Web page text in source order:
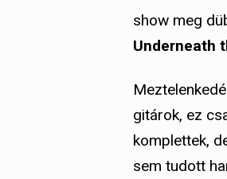
show meg
Underneath
gitárok, ez
komplettek,
sem tudott